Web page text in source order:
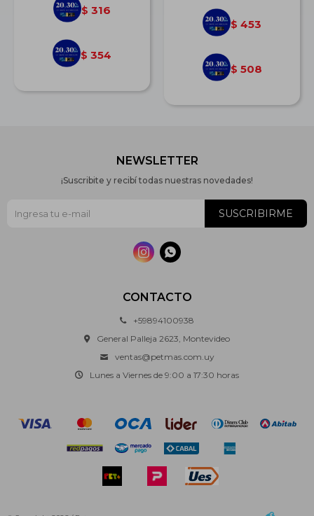
$ 316
$ 354
$ 453
$ 508
CONTACTO
+59894100938
General Palleja 2623, Montevideo
ventas@petmas.com.uy
Lunes a Viernes de 9:00 a 17:30 horas
NEWSLETTER
¡Suscribite y recibí todas nuestras novedades!
SUSCRIBIRME
 